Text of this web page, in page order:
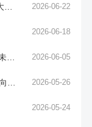
2026-06-22
2026-06-18
来
2026-06-05
未
2026-05-26
2026-05-24